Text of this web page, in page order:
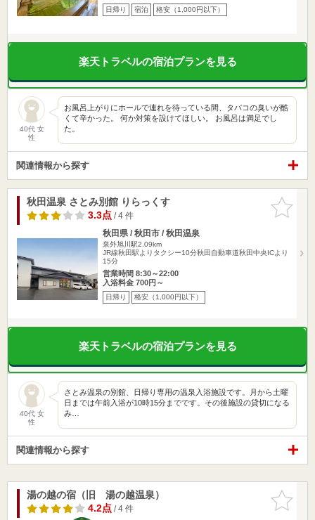
日帰り 宿泊 格安（1,000円以下）
楽天トラベルの宿泊プランを見る
40代 女
性
お風呂上がりにホールで連れを待っている間、タバコの臭いが酷
くて辛かった。 何か対策を設けてほしい。 お風呂は満足でし
た。
関連情報から探す
お気に入
りに追加
秋田温泉 さとみ別館 りらっくす
3.3点/ 4 件
秋田県 / 秋田市 / 秋田温泉
泉外旭川駅2.09km
JR線秋田駅よりタクシー10分秋田自動車道秋田中央ICより
15分
営業時間 8:30～22:00
入浴料金 700円～
日帰り 格安（1,000円以下）
楽天トラベルの宿泊プランを見る
40代 女
性
さとみ温泉の別館、日帰り専用の温泉入浴施設です。月から土曜
日までは午前入浴が10時15分までです。その後施設の貸切になる
み…
関連情報から探す
お気に入
りに追加
湯の越の宿（旧 湯の越温泉）
4.2点/ 4 件